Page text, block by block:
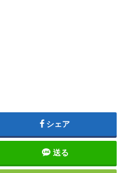
シェア
送る